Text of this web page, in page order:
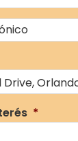
*
*